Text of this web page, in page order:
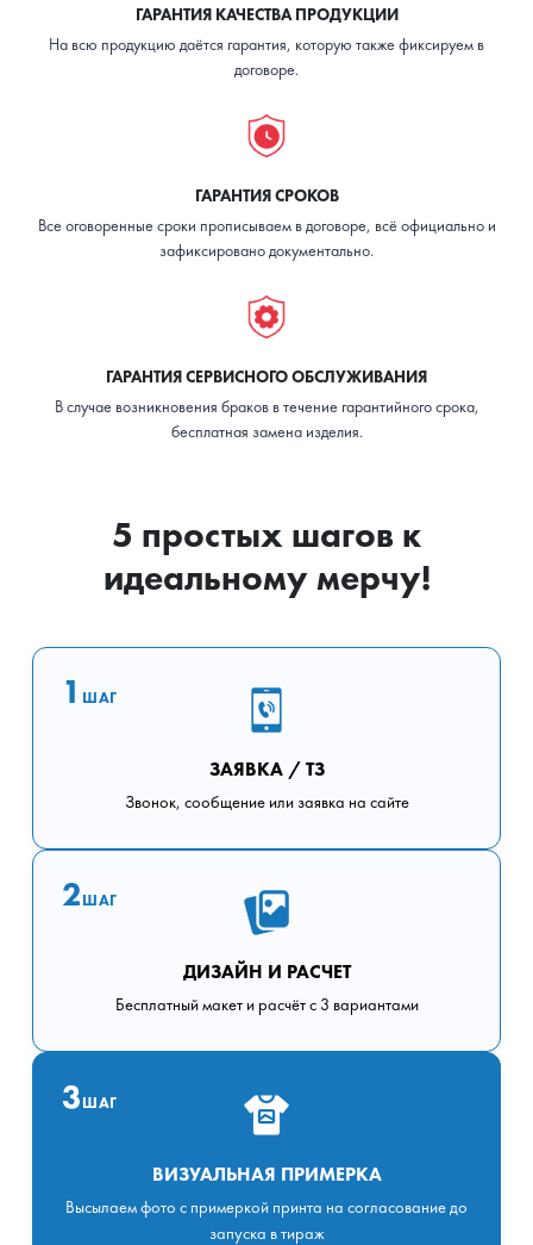
ГАРАНТИЯ КАЧЕСТВА ПРОДУКЦИИ
На всю продукцию даётся гарантия, которую также фиксируем в
договоре.
ГАРАНТИЯ СРОКОВ
Все оговоренные сроки прописываем в договоре, всё официально и
зафиксировано документально.
ГАРАНТИЯ СЕРВИСНОГО ОБСЛУЖИВАНИЯ
В случае возникновения браков в течение гарантийного срока,
бесплатная замена изделия.
5 простых шагов к
идеальному мерчу!
1 ШАГ
ЗАЯВКА / ТЗ
Звонок, сообщение или заявка на сайте
2ШАГ
ДИЗАЙН И РАСЧЕТ
Бесплатный макет и расчёт с 3 вариантами
3ШАГ
ВИЗУАЛЬНАЯ ПРИМЕРКА
Высылаем фото с примеркой принта на согласование до
запуска в тираж